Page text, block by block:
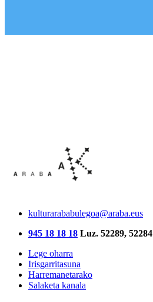
kulturarababulegoa@araba.eus
945 18 18 18 Luz. 52289, 52284
Lege oharra
Irisgarritasuna
Harremanetarako
Salaketa kanala